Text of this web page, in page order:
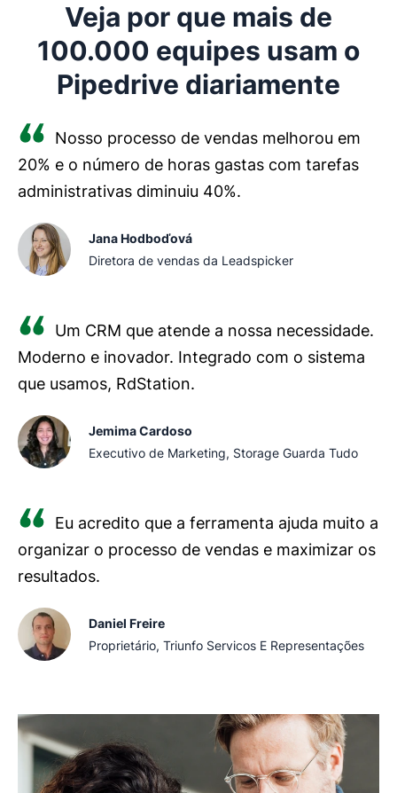
Veja por que mais de
100.000 equipes usam o
Pipedrive diariamente
Nosso processo de vendas melhorou em
20% e o número de horas gastas com tarefas
administrativas diminuiu 40%.
Jana Hodboďová
Diretora de vendas da Leadspicker
Um CRM que atende a nossa necessidade.
Moderno e inovador. Integrado com o sistema
que usamos, RdStation.
Jemima Cardoso
Executivo de Marketing, Storage Guarda Tudo
Eu acredito que a ferramenta ajuda muito a
organizar o processo de vendas e maximizar os
resultados.
Daniel Freire
Proprietário, Triunfo Servicos E Representações